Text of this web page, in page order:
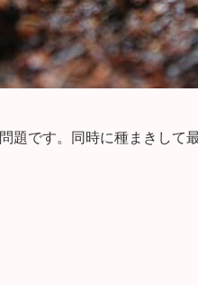
題です。同時に種まきして